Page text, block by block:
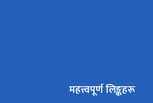
महत्त्वपूर्ण लिङ्कहरू